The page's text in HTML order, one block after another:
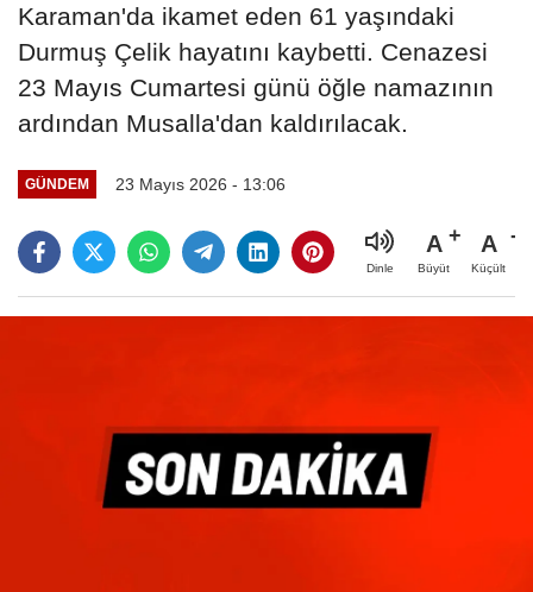
Karaman'da ikamet eden 61 yaşındaki
Durmuş Çelik hayatını kaybetti. Cenazesi
23 Mayıs Cumartesi günü öğle namazının
ardından Musalla'dan kaldırılacak.
GÜNDEM 23 Mayıs 2026 - 13:06
Dinle
A
Büyüt
A
Küçült